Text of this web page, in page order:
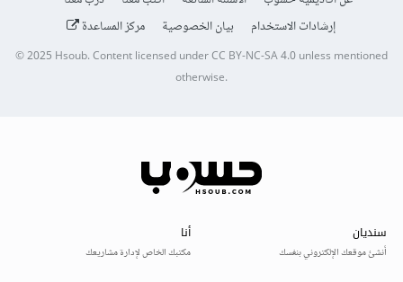
إرشادات الاستخدام
بيان الخصوصية مركز المساعدة
© 2025Hsoub.Content licensed underCC BY-NC-SA 4.0unless mentioned
otherwise.